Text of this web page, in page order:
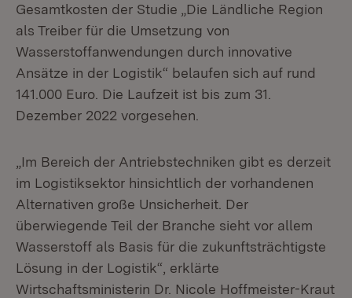
Gesamtkosten der Studie „Die Ländliche Region
als Treiber für die Umsetzung von
Wasserstoffanwendungen durch innovative
Ansätze in der Logistik“ belaufen sich auf rund
141.000 Euro. Die Laufzeit ist bis zum 31.
Dezember 2022 vorgesehen.
„Im Bereich der Antriebstechniken gibt es derzeit
im Logistiksektor hinsichtlich der vorhandenen
Alternativen große Unsicherheit. Der
überwiegende Teil der Branche sieht vor allem
Wasserstoff als Basis für die zukunftsträchtigste
Lösung in der Logistik“, erklärte
Wirtschaftsministerin Dr. Nicole Hoffmeister-Kraut